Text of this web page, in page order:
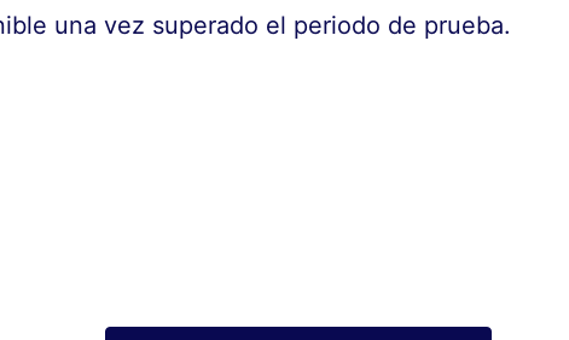
una vez superado el periodo de prueba.